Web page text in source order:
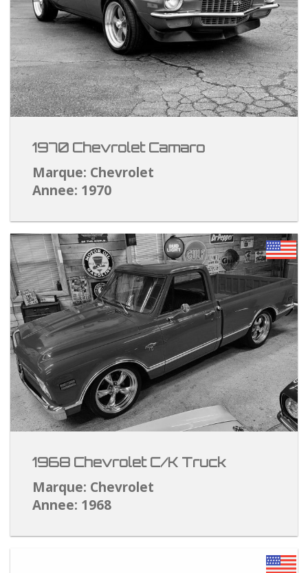
1970 Chevrolet Camaro
Marque: Chevrolet
Annee: 1970
1968 Chevrolet C/K Truck
Marque: Chevrolet
Annee: 1968